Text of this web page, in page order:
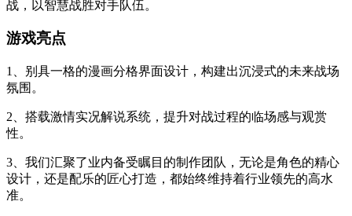
战，以智慧战胜对手队伍。
游戏亮点
1、别具一格的漫画分格界面设计，构建出沉浸式的未来战场
氛围。
2、搭载激情实况解说系统，提升对战过程的临场感与观赏
性。
3、我们汇聚了业内备受瞩目的制作团队，无论是角色的精心
设计，还是配乐的匠心打造，都始终维持着行业领先的高水
准。